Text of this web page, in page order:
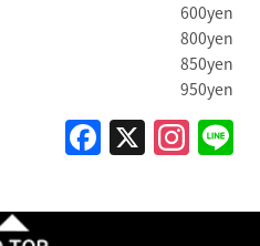
600yen
800yen
850yen
950yen
F
a
c
X In
st
a